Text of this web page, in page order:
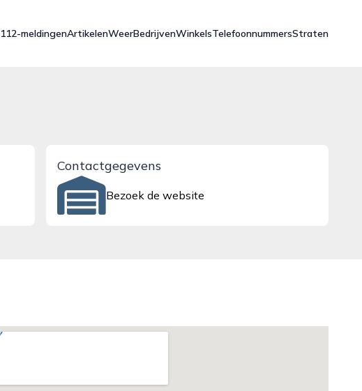
112-meldingenArtikelenWeerBedrijvenWinkelsTelefoonnummersStraten
Contactgegevens
Bezoek de website